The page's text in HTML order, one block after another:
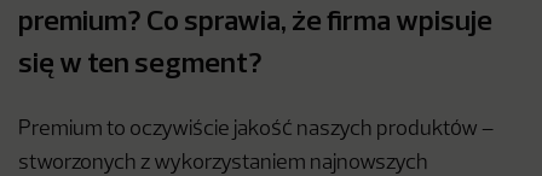
premium? Co sprawia, że firma wpisuje
się w ten segment?
Premium to oczywiście jakość naszych produktów –
stworzonych z wykorzystaniem najnowszych